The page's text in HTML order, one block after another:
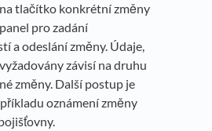
tlačítko konkrétní změny
pro zadání
a odeslání změny. Údaje,
závisí na druhu
změny. Další postup je
oznámení změny